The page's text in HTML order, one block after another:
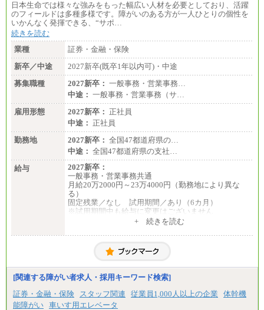
日本生命では様々な強みをもった幅広い人材を必要としており、活躍
のフィールドは多種多様です。障がいのある方が一人ひとりの個性を
いかんなく発揮できる、“サポ…
続きを読む
業種
証券・金融・保険
新卒／中途
2027新卒(既卒1年以内可)・中途
募集職種
2027新卒： 一般事務・営業事務…
中途： 一般事務・営業事務（サ…
雇用形態
2027新卒： 正社員
中途： 正社員
勤務地
2027新卒： 全国47都道府県の…
中途： 全国47都道府県の支社…
給与
2027新卒：
一般事務・営業事務共通
月給20万2000円～23万4000円（勤務地により異な
る）
固定残業／なし 試用期間／あり（6カ月）
※試用期間中も給与に変更はございません
月給20万2000円～23万4000円（勤務地により異な
固定残業／なし 試用期間／あり（6か月）
+ 続きを読む
[関連する障がい者求人・採用キーワード検索]
証券・金融・保険
スタッフ関連 従業員1,000人以上の企業
体幹機
能障がい 車いす用エレベータ